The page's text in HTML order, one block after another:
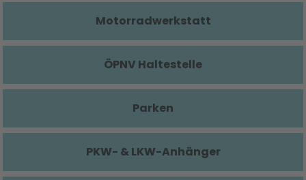
Motorradwerkstatt
ÖPNV Haltestelle
Parken
PKW- & LKW-Anhänger